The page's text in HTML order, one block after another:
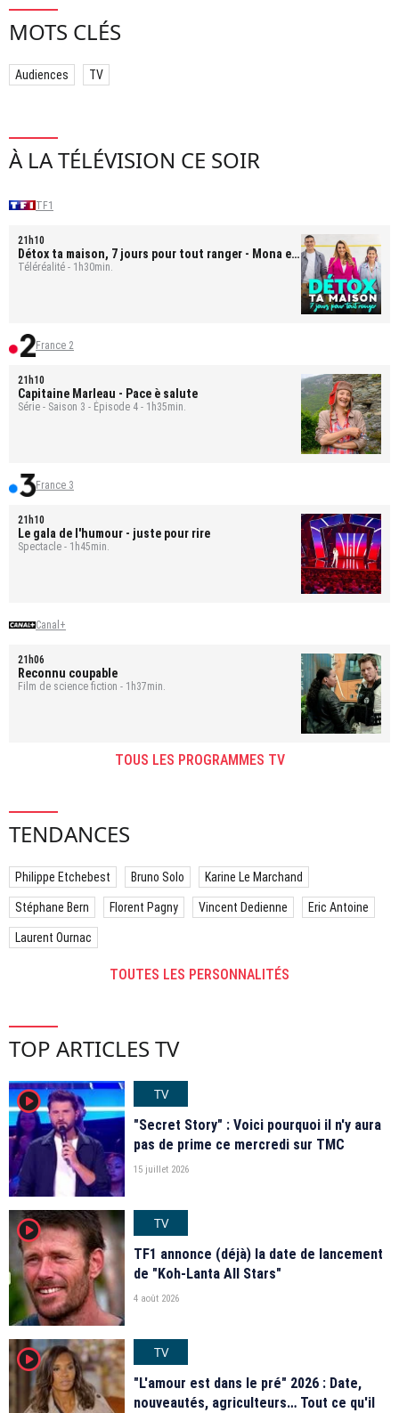
MOTS CLÉS
Audiences TV
À LA TÉLÉVISION CE SOIR
TF1
21h10
Détox ta maison, 7 jours pour tout ranger - Mona et
Bastien
Téléréalité - 1h30min.
France 2
21h10
Capitaine Marleau - Pace è salute
Série - Saison 3 - Épisode 4 - 1h35min.
France 3
21h10
Le gala de l'humour - juste pour rire
Spectacle - 1h45min.
Canal+
21h06
Reconnu coupable
Film de science fiction - 1h37min.
TOUS LES PROGRAMMES TV
TENDANCES
Philippe Etchebest Bruno Solo Karine Le Marchand
Stéphane Bern Florent Pagny Vincent Dedienne Eric Antoine
Laurent Ournac
TOUTES LES PERSONNALITÉS
TOP ARTICLES TV
player2
TV
"Secret Story" : Voici pourquoi il n'y aura
pas de prime ce mercredi sur TMC
15 juillet 2026
player2
TV
TF1 annonce (déjà) la date de lancement
de "Koh-Lanta All Stars"
4 août 2026
player2
TV
"L'amour est dans le pré" 2026 : Date,
nouveautés, agriculteurs… Tout ce qu'il